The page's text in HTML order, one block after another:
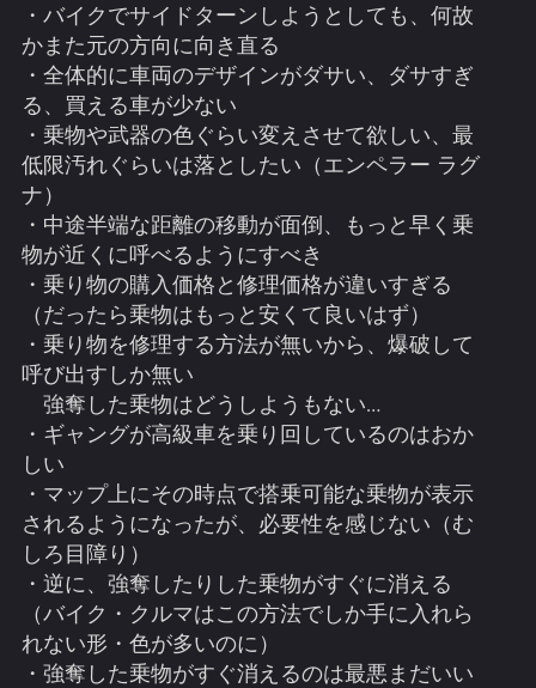
・バイクでサイドターンしようとしても、何故
かまた元の方向に向き直る
・全体的に車両のデザインがダサい、ダサすぎ
る、買える車が少ない
・乗物や武器の色ぐらい変えさせて欲しい、最
低限汚れぐらいは落としたい（エンペラー ラグ
ナ）
・中途半端な距離の移動が面倒、もっと早く乗
物が近くに呼べるようにすべき
・乗り物の購入価格と修理価格が違いすぎる
（だったら乗物はもっと安くて良いはず）
・乗り物を修理する方法が無いから、爆破して
呼び出すしか無い
強奪した乗物はどうしようもない…
・ギャングが高級車を乗り回しているのはおか
しい
・マップ上にその時点で搭乗可能な乗物が表示
されるようになったが、必要性を感じない（む
しろ目障り）
・逆に、強奪したりした乗物がすぐに消える
（バイク・クルマはこの方法でしか手に入れら
れない形・色が多いのに）
・強奪した乗物がすぐ消えるのは最悪まだいい